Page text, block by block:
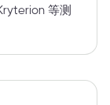
等测